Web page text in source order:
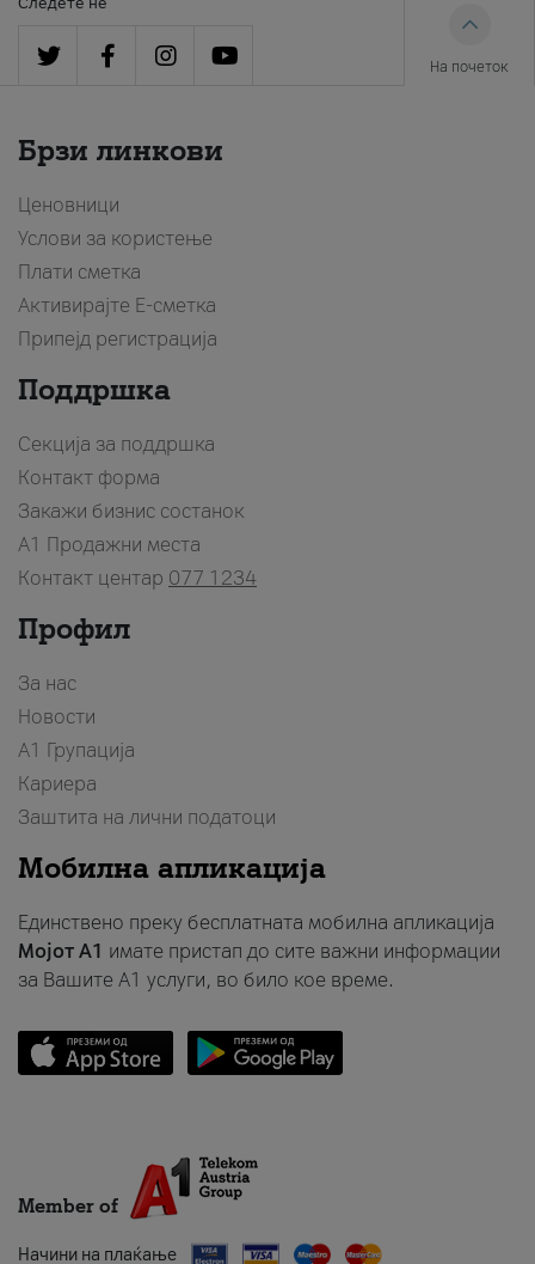
На почеток
Брзи линкови
Ценовници
Услови за користење
Плати сметка
Активирајте Е-сметка
Припејд регистрација
Поддршка
Секција за поддршка
Контакт форма
Закажи бизнис состанок
A1 Продажни места
Контакт центар 077 1234
Профил
За нас
Новости
А1 Групација
Кариера
Заштита на лични податоци
Мобилна апликација
Единствено преку бесплатната мобилна апликација
Мојот A1 имате пристап до сите важни информации
за Вашите A1 услуги, во било кое време.
Member of
Начини на плаќање